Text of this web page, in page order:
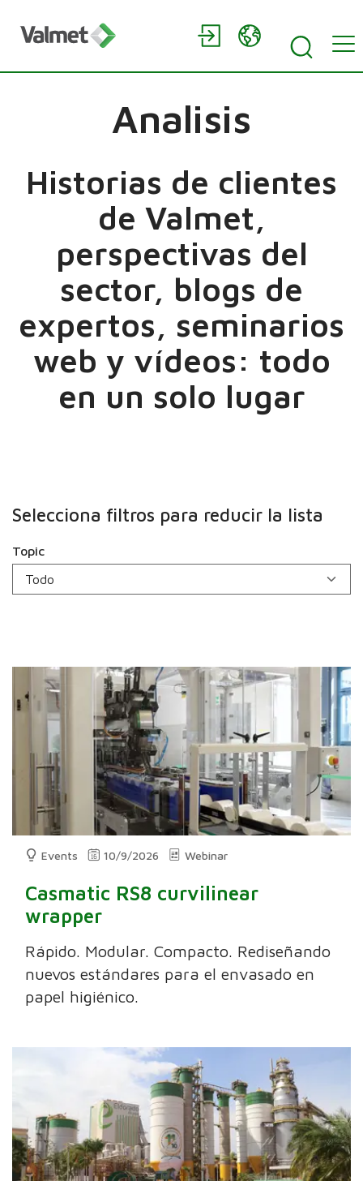
Analisis
Historias de clientes
de Valmet,
perspectivas del
sector, blogs de
expertos, seminarios
web y vídeos: todo
en un solo lugar
Selecciona filtros para reducir la lista
Topic
Events 10/9/2026 Webinar
Casmatic RS8 curvilinear
wrapper
Rápido. Modular. Compacto. Rediseñando
nuevos estándares para el envasado en
papel higiénico.